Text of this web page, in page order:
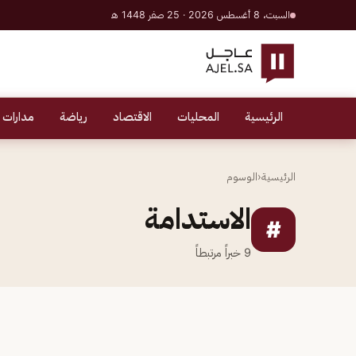
السبت، 8 أغسطس 2026 · 25 صفر 1448 هـ
الرئيسية المحليات الاقتصاد رياضة
الرئيسية‹الوسوم
# الاستدامة
9 خبراً مرتبطاً